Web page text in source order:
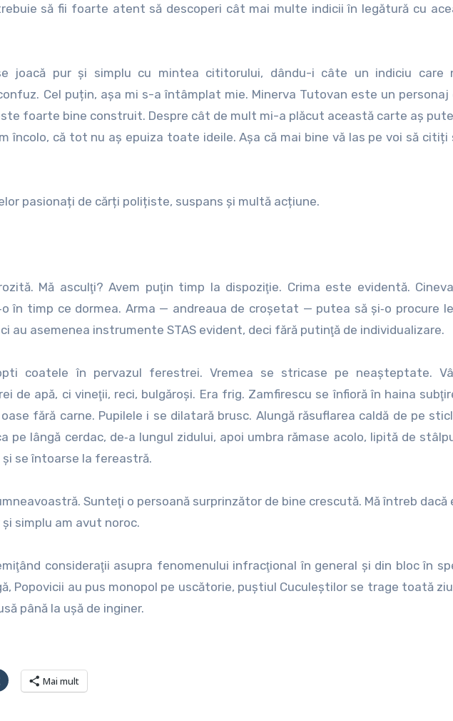
să fii foarte atent să descoperi cât mai multe indicii în legătură cu
joacă pur și simplu cu mintea cititorului, dându-i câte un indiciu care
Cel puțin, așa mi s-a întâmplat mie. Minerva Tutovan este un personaj
foarte bine construit. Despre cât de mult mi-a plăcut această carte aș
încolo, că tot nu aș epuiza toate ideile. Așa că mai bine vă las pe voi să citiți
pasionați de cărți polițiste, suspans și multă acțiune.
Mă asculţi? Avem puţin timp la dispoziţie. Crima este evidentă.
în timp ce dormea. Arma — andreaua de croşetat — putea să şi‑o procure
au asemenea instrumente STAS evident, deci fără putinţă de individualizare.
coatele în pervazul ferestrei. Vremea se stricase pe neaşteptate.
de apă, ci vineţii, reci, bulgăroşi. Era frig. Zamfirescu se înfioră în haina
fără carne. Pupilele i se dilatară brusc. Alungă răsuflarea caldă de pe
pe lângă cerdac, de‑a lungul zidului, apoi umbra rămase acolo, lipită de
şi se întoarse la fereastră.
Sunteţi o persoană surprinzător de bine cres­cută. Mă întreb dacă
simplu am avut noroc.
consideraţii asupra fenomenului infracţional în general şi din bloc în
Popovicii au pus monopol pe uscătorie, puştiul Cuculeştilor se trage toată
până la uşă de inginer.
Mai mult